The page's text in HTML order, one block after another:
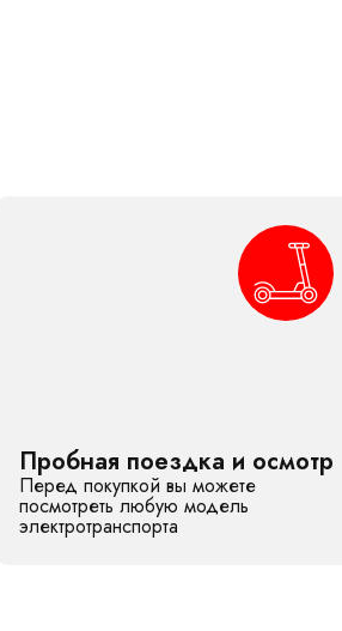
Пробная поездка и осмотр
Перед покупкой вы можете
посмотреть любую модель
электротранспорта